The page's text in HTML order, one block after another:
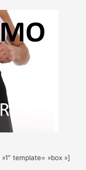
template= »box »]